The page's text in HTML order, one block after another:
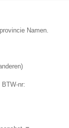
Namen.
)
, BTW-nr: